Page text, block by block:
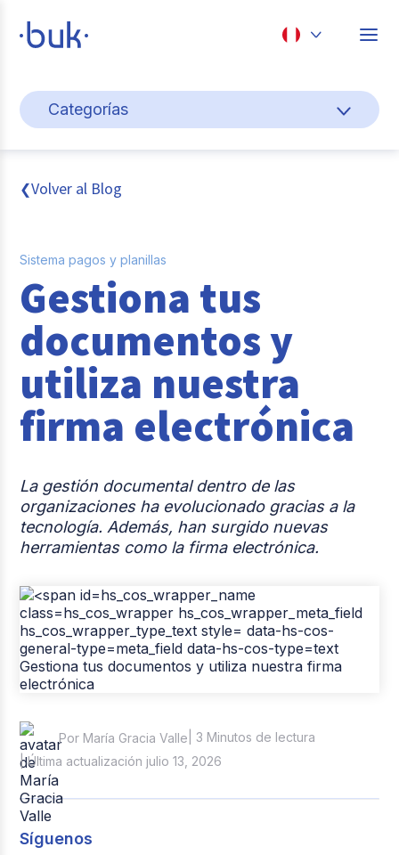
Perú
Categorías
Gestión de personas
Cultura y bienestar laboral
Sistema pagos y planillas
Entrevistas
Buk
Reclutamiento y selección de personal
Casos de éxito
Columna del Experto
Pago de nómina
❮Volver al Blog
Sistema pagos y planillas
Gestiona tus
documentos y
utiliza nuestra
firma electrónica
La gestión documental dentro de las
organizaciones ha evolucionado gracias a la
tecnología. Además, han surgido nuevas
herramientas como la firma electrónica.
Por María Gracia Valle | 3 Minutos de lectura
| Última actualización julio 13, 2026
Síguenos